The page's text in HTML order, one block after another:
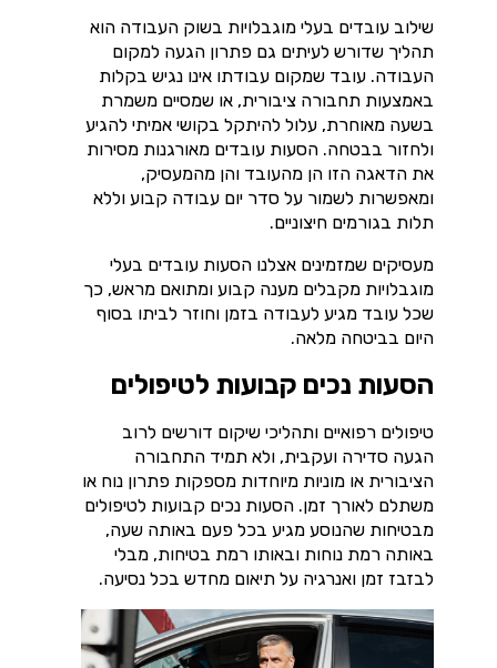
שילוב עובדים בעלי מוגבלויות בשוק העבודה הוא
תהליך שדורש לעיתים גם פתרון הגעה למקום
העבודה. עובד שמקום עבודתו אינו נגיש בקלות
באמצעות תחבורה ציבורית, או שמסיים משמרת
בשעה מאוחרת, עלול להיתקל בקושי אמיתי להגיע
ולחזור בבטחה. הסעות עובדים מאורגנות מסירות
את הדאגה הזו הן מהעובד והן מהמעסיק,
ומאפשרות לשמור על סדר יום עבודה קבוע וללא
תלות בגורמים חיצוניים.
מעסיקים שמזמינים אצלנו הסעות עובדים בעלי
מוגבלויות מקבלים מענה קבוע ומתואם מראש, כך
שכל עובד מגיע לעבודה בזמן וחוזר לביתו בסוף
היום בביטחה מלאה.
הסעות נכים קבועות לטיפולים
טיפולים רפואיים ותהליכי שיקום דורשים לרוב
הגעה סדירה ועקבית, ולא תמיד התחבורה
הציבורית או מוניות מיוחדות מספקות פתרון נוח או
משתלם לאורך זמן. הסעות נכים קבועות לטיפולים
מבטיחות שהנוסע מגיע בכל פעם באותה שעה,
באותה רמת נוחות ובאותו רמת בטיחות, מבלי
לבזבז זמן ואנרגיה על תיאום מחדש בכל נסיעה.